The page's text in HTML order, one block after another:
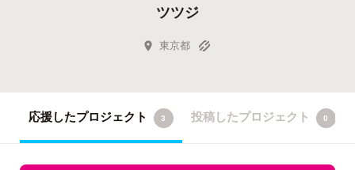
ツツジ
東京都
応援したプロジェクト 3 投稿したプロジェクト 0